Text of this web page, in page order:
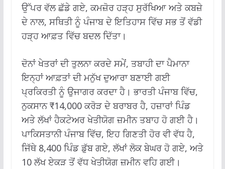
ਉੱਪਰ ਵੱਲ ਛੱਡੇ ਗਏ, ਕਮਜ਼ੋਰ ਹੜ੍ਹ ਸੁਰੱਖਿਆ ਅਤੇ ਕਬਜ਼ੇ
ਦੇ ਨਾਲ, ਸਥਿਤੀ ਨੂੰ ਪੰਜਾਬ ਦੇ ਇਤਿਹਾਸ ਵਿੱਚ ਸਭ ਤੋਂ ਵੱਡੀ
ਹੜ੍ਹ ਆਫ਼ਤ ਵਿੱਚ ਬਦਲ ਦਿੱਤਾ।
ਦੋਨਾਂ ਖੇਤਰਾਂ ਦੀ ਤੁਲਨਾ ਕਰਦੇ ਸਮੇਂ, ਤਬਾਹੀ ਦਾ ਪੈਮਾਨਾ
ਇਨ੍ਹਾਂ ਆਫ਼ਤਾਂ ਦੀ ਮਨੁੱਖ ਦੁਆਰਾ ਬਣਾਈ ਗਈ
ਪ੍ਰਕਿਰਤੀ ਨੂੰ ਉਜਾਗਰ ਕਰਦਾ ਹੈ। ਭਾਰਤੀ ਪੰਜਾਬ ਵਿੱਚ,
ਨੁਕਸਾਨ ₹14,000 ਕਰੋੜ ਦੇ ਬਰਾਬਰ ਹੈ, ਹਜ਼ਾਰਾਂ ਪਿੰਡ
ਅਤੇ ਲੱਖਾਂ ਹੈਕਟੇਅਰ ਖੇਤੀਯੋਗ ਜ਼ਮੀਨ ਤਬਾਹ ਹੋ ਗਈ ਹੈ।
ਪਾਕਿਸਤਾਨੀ ਪੰਜਾਬ ਵਿੱਚ, ਇਹ ਗਿਣਤੀ ਹੋਰ ਵੀ ਵੱਧ ਹੈ,
ਜਿੱਥੇ 8,400 ਪਿੰਡ ਡੁੱਬ ਗਏ, ਲੱਖਾਂ ਲੋਕ ਬੇਘਰ ਹੋ ਗਏ, ਅਤੇ
10 ਲੱਖ ਏਕੜ ਤੋਂ ਵੱਧ ਖੇਤੀਯੋਗ ਜ਼ਮੀਨ ਵਹਿ ਗਈ।